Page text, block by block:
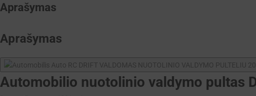
Aprašymas
Aprašymas
Automobilio nuotolinio valdymo pultas